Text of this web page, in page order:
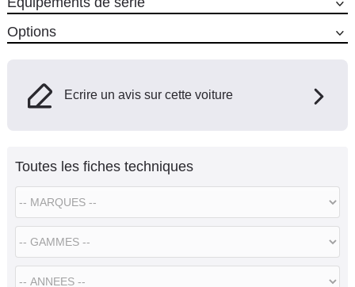
Options
Ecrire un avis sur cette voiture
Toutes les fiches techniques